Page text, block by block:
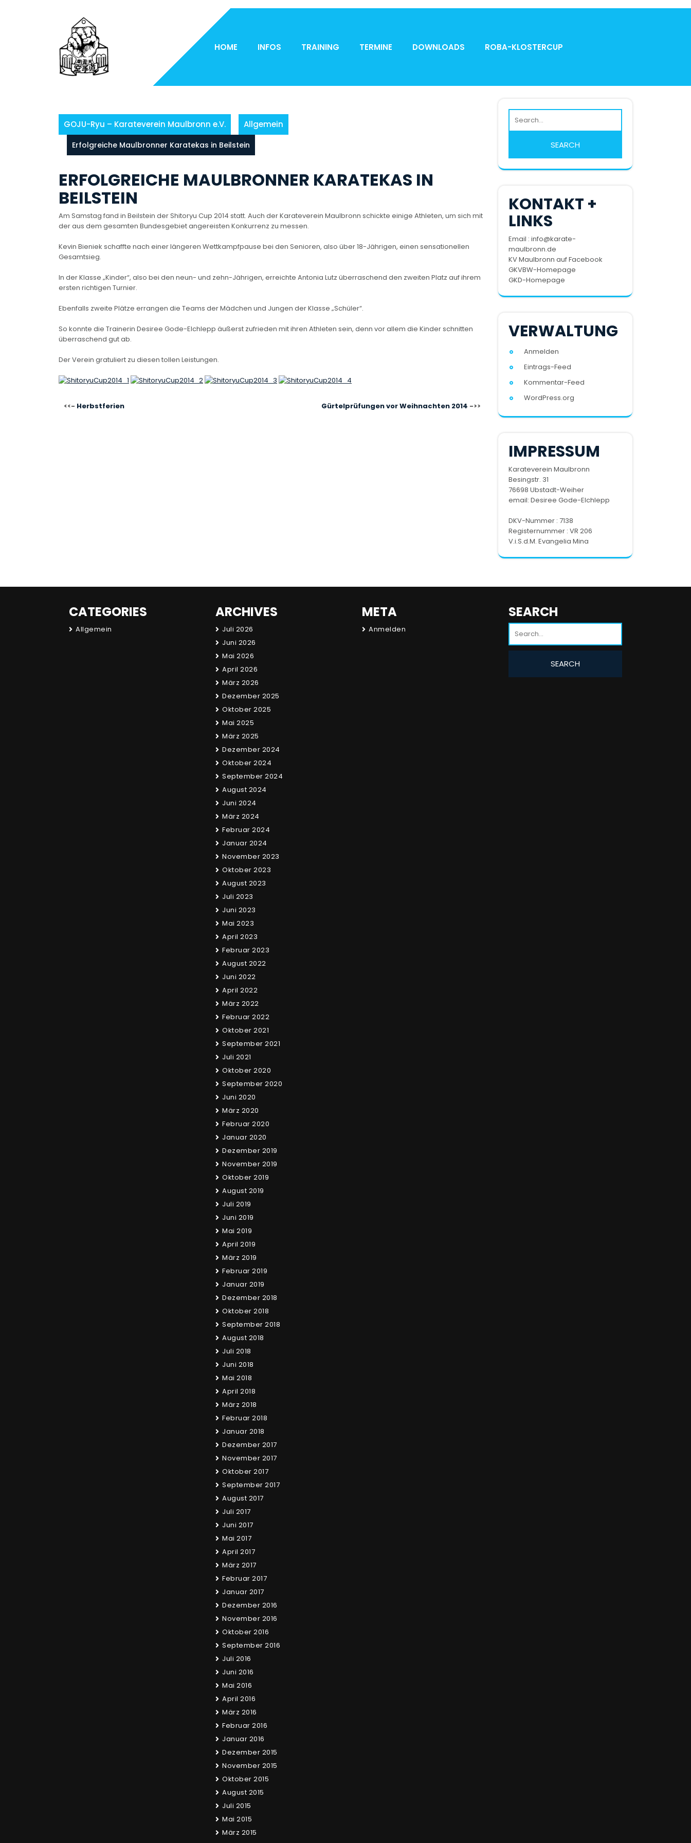
HOME INFOS TRAINING TERMINE DOWNLOADS ROBA-KLOSTERCUP
GOJU-Ryu – Karateverein Maulbronn e.V. Allgemein
Erfolgreiche Maulbronner Karatekas in Beilstein
ERFOLGREICHE MAULBRONNER KARATEKAS IN
BEILSTEIN
Am Samstag fand in Beilstein der Shitoryu Cup 2014 statt. Auch der Karateverein Maulbronn schickte einige Athleten, um sich mit
der aus dem gesamten Bundesgebiet angereisten Konkurrenz zu messen.
Kevin Bieniek schaffte nach einer längeren Wettkampfpause bei den Senioren, also über 18-Jährigen, einen sensationellen
Gesamtsieg.
In der Klasse „Kinder“, also bei den neun- und zehn-Jährigen, erreichte Antonia Lutz überraschend den zweiten Platz auf ihrem
ersten richtigen Turnier.
Ebenfalls zweite Plätze errangen die Teams der Mädchen und Jungen der Klasse „Schüler“.
So konnte die Trainerin Desiree Gode-Elchlepp äußerst zufrieden mit ihren Athleten sein, denn vor allem die Kinder schnitten
überraschend gut ab.
Der Verein gratuliert zu diesen tollen Leistungen.
BEITRAGSNAVIGATION
Herbstferien Gürtelprüfungen vor Weihnachten 2014
KONTAKT +
LINKS
Email : info@karate-
maulbronn.de
KV Maulbronn auf Facebook
GKVBW-Homepage
GKD-Homepage
VERWALTUNG
Anmelden
Eintrags-Feed
Kommentar-Feed
WordPress.org
IMPRESSUM
Karateverein Maulbronn
Besingstr. 31
76698 Ubstadt-Weiher
email: Desiree Gode-Elchlepp
DKV-Nummer : 7138
Registernummer : VR 206
V.i.S.d.M. Evangelia Mina
CATEGORIES
Allgemein
ARCHIVES
Juli 2026
Juni 2026
Mai 2026
April 2026
März 2026
Dezember 2025
Oktober 2025
Mai 2025
März 2025
Dezember 2024
Oktober 2024
September 2024
August 2024
Juni 2024
März 2024
Februar 2024
Januar 2024
November 2023
Oktober 2023
August 2023
Juli 2023
Juni 2023
Mai 2023
April 2023
Februar 2023
August 2022
Juni 2022
April 2022
März 2022
Februar 2022
Oktober 2021
September 2021
Juli 2021
Oktober 2020
September 2020
Juni 2020
März 2020
Februar 2020
Januar 2020
Dezember 2019
November 2019
Oktober 2019
August 2019
Juli 2019
Juni 2019
Mai 2019
April 2019
März 2019
Februar 2019
Januar 2019
Dezember 2018
Oktober 2018
September 2018
August 2018
Juli 2018
Juni 2018
Mai 2018
April 2018
März 2018
Februar 2018
Januar 2018
Dezember 2017
November 2017
Oktober 2017
September 2017
August 2017
Juli 2017
Juni 2017
Mai 2017
April 2017
März 2017
Februar 2017
Januar 2017
Dezember 2016
November 2016
Oktober 2016
September 2016
Juli 2016
Juni 2016
Mai 2016
April 2016
März 2016
Februar 2016
Januar 2016
Dezember 2015
November 2015
Oktober 2015
August 2015
Juli 2015
Mai 2015
März 2015
META
Anmelden
SEARCH